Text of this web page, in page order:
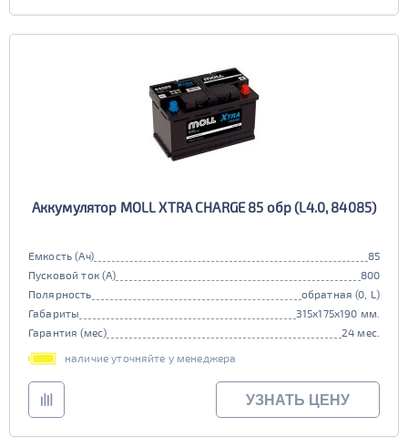
Аккумулятор MOLL XTRA CHARGE 85 обр (L4.0, 84085)
Емкость (Ач)
85
Пусковой ток (А)
800
Полярность
обратная (0, L)
Габариты
315x175x190 мм.
Гарантия (мес)
24 мес.
наличие уточняйте у менеджера
УЗНАТЬ ЦЕНУ